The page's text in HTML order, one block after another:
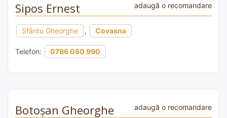
Sipos Ernest adaugă o recomandare
Sfântu Gheorghe , Covasna
Telefon: 0786 080 990
Botoșan Gheorghe adaugă o recomandare